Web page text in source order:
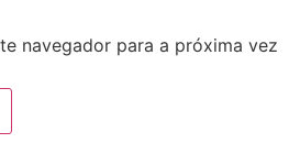
navegador para a próxima vez